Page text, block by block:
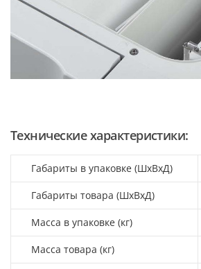
Технические характеристики:
Габариты в упаковке (ШхВхД)
Габариты товара (ШхВхД)
Масса в упаковке (кг)
Масса товара (кг)